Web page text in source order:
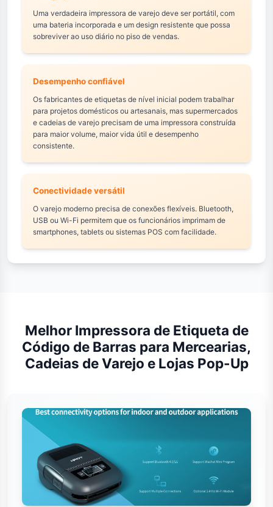
Uma verdadeira impressora de varejo deve ser portátil, com
uma bateria incorporada e um design resistente que possa
sobreviver ao uso diário no piso de vendas.
Desempenho confiável
Os fabricantes de etiquetas de nível inicial podem trabalhar
para projetos domésticos ou artesanais, mas supermercados
e cadeias de varejo precisam de uma impressora construída
para maior volume, maior vida útil e desempenho
consistente.
Conectividade versátil
O varejo moderno precisa de conexões flexíveis. Bluetooth,
USB ou Wi-Fi permitem que os funcionários imprimam de
smartphones, tablets ou sistemas POS com facilidade.
Melhor Impressora de Etiqueta de
Código de Barras para Mercearias,
Cadeias de Varejo e Lojas Pop-Up